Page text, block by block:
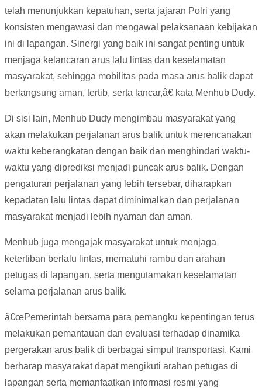
telah menunjukkan kepatuhan, serta jajaran Polri yang
konsisten mengawasi dan mengawal pelaksanaan kebijakan
ini di lapangan. Sinergi yang baik ini sangat penting untuk
menjaga kelancaran arus lalu lintas dan keselamatan
masyarakat, sehingga mobilitas pada masa arus balik dapat
berlangsung aman, tertib, serta lancar,â€ kata Menhub Dudy.
Di sisi lain, Menhub Dudy mengimbau masyarakat yang
akan melakukan perjalanan arus balik untuk merencanakan
waktu keberangkatan dengan baik dan menghindari waktu-
waktu yang diprediksi menjadi puncak arus balik. Dengan
pengaturan perjalanan yang lebih tersebar, diharapkan
kepadatan lalu lintas dapat diminimalkan dan perjalanan
masyarakat menjadi lebih nyaman dan aman.
Menhub juga mengajak masyarakat untuk menjaga
ketertiban berlalu lintas, mematuhi rambu dan arahan
petugas di lapangan, serta mengutamakan keselamatan
selama perjalanan arus balik.
â€œPemerintah bersama para pemangku kepentingan terus
melakukan pemantauan dan evaluasi terhadap dinamika
pergerakan arus balik di berbagai simpul transportasi. Kami
berharap masyarakat dapat mengikuti arahan petugas di
lapangan serta memanfaatkan informasi resmi yang